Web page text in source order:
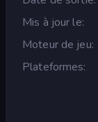
Mis à jour le
Moteur de jeu
Plateformes